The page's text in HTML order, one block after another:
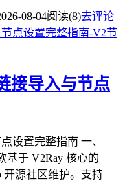
08-04阅读(8)去评论
接导入与节点
设置完整指南 一、
基于 V2Ray 核心的
开源社区维护。支持